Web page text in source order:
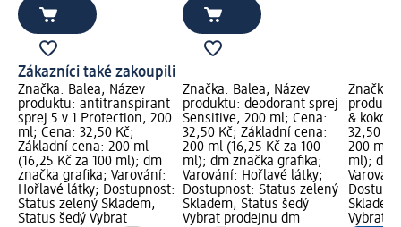
Zákazníci také zakoupili
Značka: Balea; Název
produktu: antitranspirant
sprej 5 v 1 Protection, 200
ml; Cena: 32,50 Kč;
Základní cena: 200 ml
(16,25 Kč za 100 ml); dm
značka grafika; Varování:
Hořlavé látky; Dostupnost:
Status zelený Skladem,
Status šedý Vybrat
Značka: Balea; Název
produktu: deodorant sprej
Sensitive, 200 ml; Cena:
32,50 Kč; Základní cena:
200 ml (16,25 Kč za 100
ml); dm značka grafika;
Varování: Hořlavé látky;
Dostupnost: Status zelený
Skladem, Status šedý
Vybrat prodejnu dm
Značka:
&
32,50
200 ml
ml); dm
Vybrat